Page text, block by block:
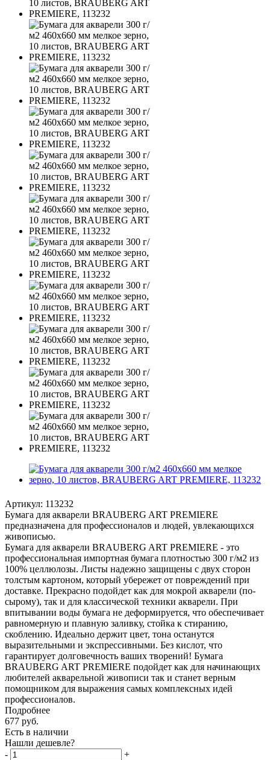
Артикул: 113232
Бумага для акварели BRAUBERG ART PREMIERE
предназначена для профессионалов и людей, увлекающихся
живописью.
Бумага для акварели BRAUBERG ART PREMIERE - это
профессиональная импортная бумага плотностью 300 г/м2 из
100% целлюлозы. Листы надежно защищены с двух сторон
толстым картоном, который убережет от повреждений при
доставке. Прекрасно подойдет как для мокрой акварели (по-
сырому), так и для классической техники акварели. При
впитывании воды бумага не деформируется, что обеспечивает
равномерную и плавную заливку, стойка к стиранию,
скоблению. Идеально держит цвет, тона останутся
выразительными и экспрессивными. Без кислот, что
гарантирует долговечность ваших творений! Бумага
BRAUBERG ART PREMIERE подойдет как для начинающих
любителей акварельной живописи так и станет верным
помощником для выражения самых комплексных идей
профессионалов.
Подробнее
677 руб.
Есть в наличии
Нашли дешевле?
-
+